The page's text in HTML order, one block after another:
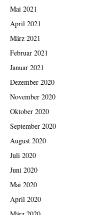
Mai 2021
April 2021
März 2021
Februar 2021
Januar 2021
Dezember 2020
November 2020
Oktober 2020
September 2020
August 2020
Juli 2020
Juni 2020
Mai 2020
April 2020